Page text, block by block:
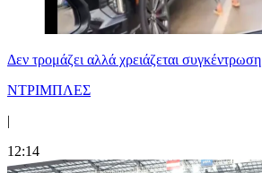
Δεν τρομάζει αλλά χρειάζεται συγκέντρωση
ΝΤΡΙΜΠΛΕΣ
|
12:14